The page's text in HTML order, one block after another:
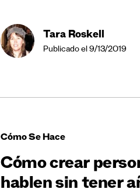
Tara Roskell
Publicado el 9/13/2019
Cómo Se Hace
Cómo crear
hablen sin tener